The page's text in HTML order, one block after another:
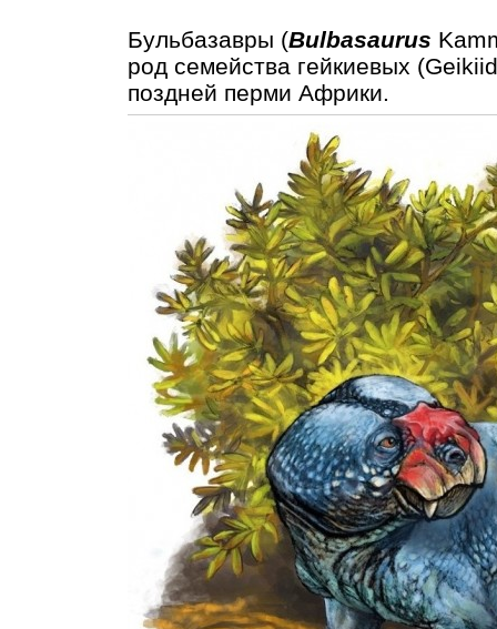
Бульбазавры (Bulbasaurus
род семейства гейкиевых
поздней перми Африки.